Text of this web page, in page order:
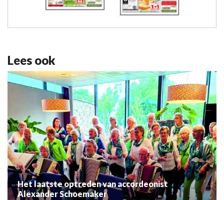
Lees ook
Het laatste optreden van accordeonist
Alexander Schoemaker